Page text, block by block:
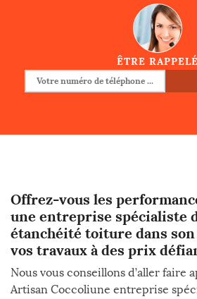
ÊTRE RAPPELÉ
Offrez-vous les
une entreprise spécialiste
étanchéité toiture dans
vos travaux à des prix
Nous vous conseillons d’aller faire
Artisan Coccoliune entreprise